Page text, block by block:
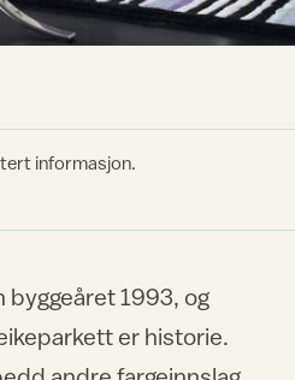
informasjon.
1993, og
er historie.